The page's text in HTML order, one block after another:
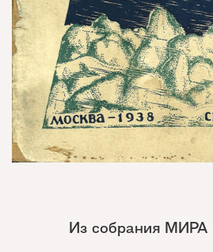
Из собрания МИРА